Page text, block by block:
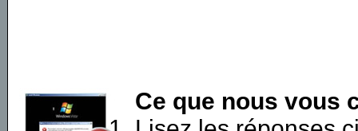
Ce que nous vous